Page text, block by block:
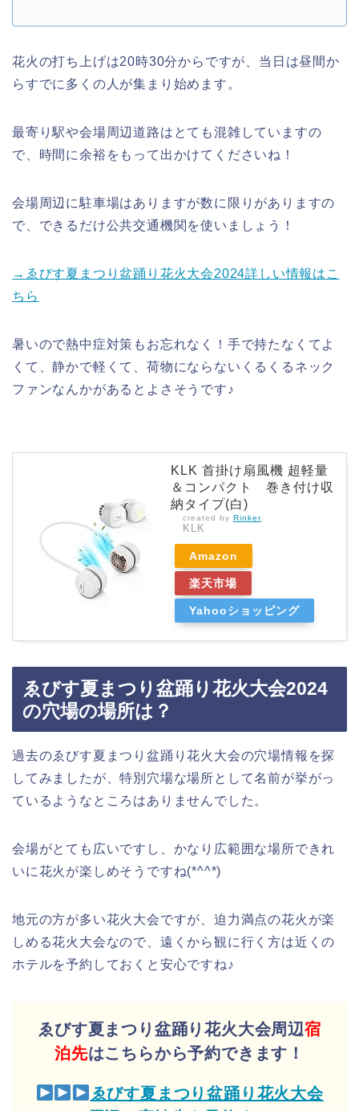
花火の打ち上げは20時30分からですが、当日は昼間か
らすでに多くの人が集まり始めます。
最寄り駅や会場周辺道路はとても混雑していますの
で、時間に余裕をもって出かけてくださいね！
会場周辺に駐車場はありますが数に限りがありますの
で、できるだけ公共交通機関を使いましょう！
→ゑびす夏まつり盆踊り花火大会2024詳しい情報はこ
ちら
暑いので熱中症対策もお忘れなく！手で持たなくてよ
くて、静かで軽くて、荷物にならないくるくるネック
ファンなんかがあるとよさそうです♪
KLK 首掛け扇風機 超軽量
＆コンパクト 巻き付け収
納タイプ(白)
created by Rinker
KLK
Amazon
楽天市場
Yahooショッピング
ゑびす夏まつり盆踊り花火大会2024
の穴場の場所は？
過去のゑびす夏まつり盆踊り花火大会の穴場情報を探
してみましたが、特別穴場な場所として名前が挙がっ
ているようなところはありませんでした。
会場がとても広いですし、かなり広範囲な場所できれ
いに花火が楽しめそうですね(*^^*)
地元の方が多い花火大会ですが、迫力満点の花火が楽
しめる花火大会なので、遠くから観に行く方は近くの
ホテルを予約しておくと安心ですね♪
ゑびす夏まつり盆踊り花火大会周辺宿
泊先はこちらから予約できます！
ゑびす夏まつり盆踊り花火大会